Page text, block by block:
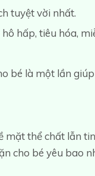
tuyệt vời nhất.
hấp, tiêu hóa,
bé là một lần
mặt thể chất lẫn
cho bé yêu bao